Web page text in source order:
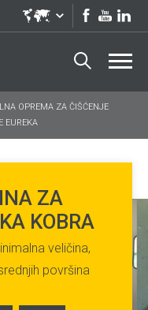
OPREMA ZA ČIŠĆENJE
EUREKA
ZA
KOBRA
veličina,
površina